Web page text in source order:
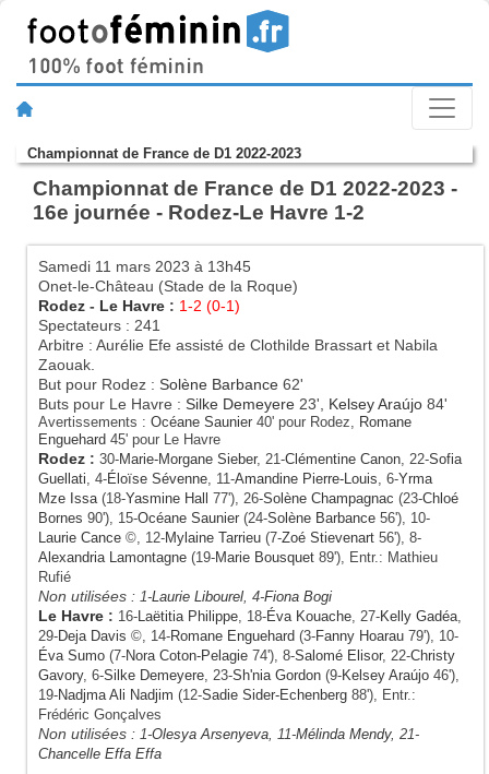
Championnat de France de D1 2022-2023
Championnat de France de D1 2022-2023 -
16e journée - Rodez-Le Havre 1-2
Samedi 11 mars 2023 à 13h45
Onet-le-Château (Stade de la Roque)
Rodez - Le Havre : 1-2 (0-1)
Spectateurs : 241
Arbitre : Aurélie Efe assisté de Clothilde Brassart et Nabila
Zaouak.
But pour Rodez : Solène Barbance 62'
Buts pour Le Havre : Silke Demeyere 23', Kelsey Araújo 84'
Avertissements : Océane Saunier 40' pour Rodez, Romane
Enguehard 45' pour Le Havre
Rodez : 30-Marie-Morgane Sieber, 21-Clémentine Canon, 22-Sofia
Guellati, 4-Éloïse Sévenne, 11-Amandine Pierre-Louis, 6-Yrma
Mze Issa(18-Yasmine Hall 77'), 26-Solène Champagnac (23-Chloé
Bornes 90'), 15-Océane Saunier (24-Solène Barbance 56'), 10-
Laurie Cance ©, 12-Mylaine Tarrieu (7-Zoé Stievenart 56'), 8-
Alexandria Lamontagne (19-Marie Bousquet 89'), Entr.: Mathieu
Rufié
Non utilisées : 1-Laurie Libourel, 4-Fiona Bogi
Le Havre : 16-Laëtitia Philippe, 18-Éva Kouache, 27-Kelly Gadéa,
29-Deja Davis ©, 14-Romane Enguehard (3-Fanny Hoarau 79'), 10-
Éva Sumo (7-Nora Coton-Pelagie 74'), 8-Salomé Elisor, 22-Christy
Gavory, 6-Silke Demeyere, 23-Sh'nia Gordon (9-Kelsey Araújo 46'),
19-Nadjma Ali Nadjim (12-Sadie Sider-Echenberg 88'), Entr.:
Frédéric Gonçalves
Non utilisées : 1-Olesya Arsenyeva, 11-Mélinda Mendy, 21-
Chancelle Effa Effa